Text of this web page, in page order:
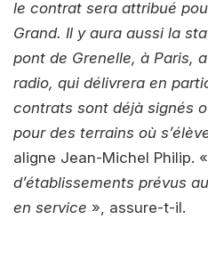
le contrat sera attribué
Grand. Il y aura aussi la
pont de Grenelle, à Paris,
radio, qui délivrera en
contrats sont déjà signés
pour des terrains où
aligne Jean-Michel Philip. «
d’établissements prévus
en service », assure-t-il.